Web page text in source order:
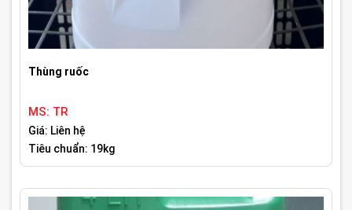
Thùng ruốc
MS: TR
Giá: Liên hệ
Tiêu chuẩn: 19kg